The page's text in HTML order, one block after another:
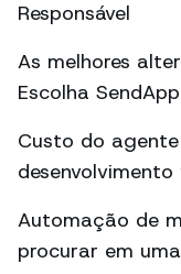
Responsável
As melhores
Escolha SendApp
Custo do
Automação de
procurar em